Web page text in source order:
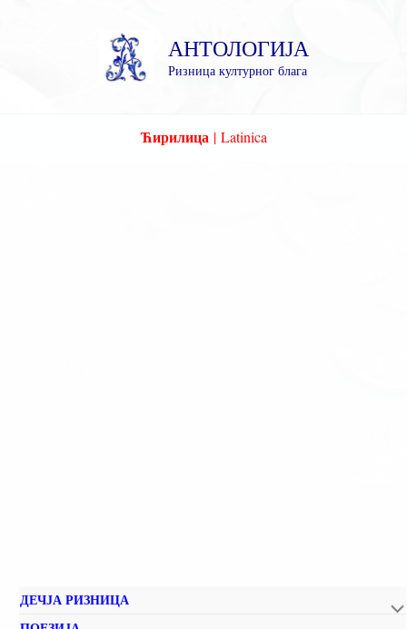
АНТОЛОГИЈА
Ризница културног блага
Ћирилица | Latinica
ДЕЧЈА РИЗНИЦА